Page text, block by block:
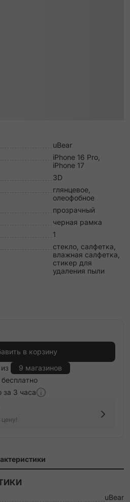
uBear
iPhone 16 Pro,
iPhone 17
3D
глянцевое,
олеофобное
прозрачный
черная рамка
1
стекло, салфетка,
влажная салфетка,
стикер для
удаления пыли
в корзину
9 магазинов
за 3 часа
uBear